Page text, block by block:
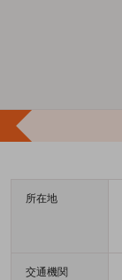
所在地
交通機関